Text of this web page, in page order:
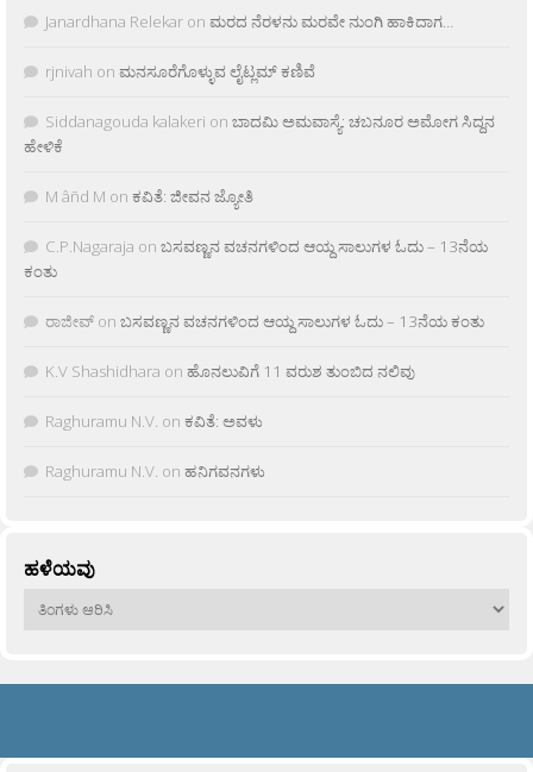
Janardhana Relekar on ಮರದ ನೆರಳನು ಮರವೇ ನುಂಗಿ ಹಾಕಿದಾಗ…
rjnivah on ಮನಸೂರೆಗೊಳ್ಳುವ ಲೈಟ್ಲಮ್ ಕಣಿವೆ
Siddanagouda kalakeri on ಬಾದಮಿ ಅಮವಾಸ್ಯೆ: ಚಬನೂರ ಅಮೋಗ ಸಿದ್ದನ
ಹೇಳಿಕೆ
M âñd M on ಕವಿತೆ: ಜೀವನ ಜ್ಯೋತಿ
C.P.Nagaraja on ಬಸವಣ್ಣನ ವಚನಗಳಿಂದ ಆಯ್ದ ಸಾಲುಗಳ ಓದು – 13ನೆಯ
ಕಂತು
ರಾಜೀವ್ on ಬಸವಣ್ಣನ ವಚನಗಳಿಂದ ಆಯ್ದ ಸಾಲುಗಳ ಓದು – 13ನೆಯ ಕಂತು
K.V Shashidhara on ಹೊನಲುವಿಗೆ 11 ವರುಶ ತುಂಬಿದ ನಲಿವು
Raghuramu N.V. on ಕವಿತೆ: ಅವಳು
Raghuramu N.V. on ಹನಿಗವನಗಳು
ಹಳೆಯವು
ಹಳೆಯವು